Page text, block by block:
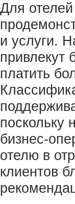
Для
и услуги.
привлекут
платить
поскольку
бизнес-
отелю в
клиентов